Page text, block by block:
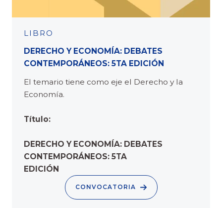
LIBRO
DERECHO Y ECONOMÍA: DEBATES
CONTEMPORÁNEOS: 5TA EDICIÓN
El temario tiene como eje el Derecho y la
Economía.
Título:
DERECHO Y ECONOMÍA: DEBATES
CONTEMPORÁNEOS: 5TA
EDICIÓN
CONVOCATORIA